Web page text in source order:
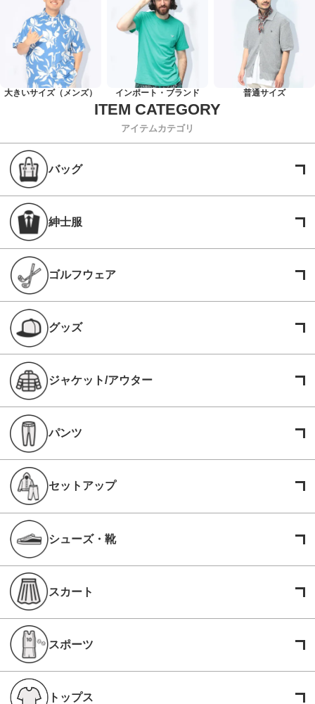
大きいサイズ（メンズ） インポート・ブランド 普通サイズ
アイテムカテゴリ
バッグ
紳士服
ゴルフウェア
グッズ
ジャケット/アウター
パンツ
セットアップ
シューズ・靴
スカート
スポーツ
トップス